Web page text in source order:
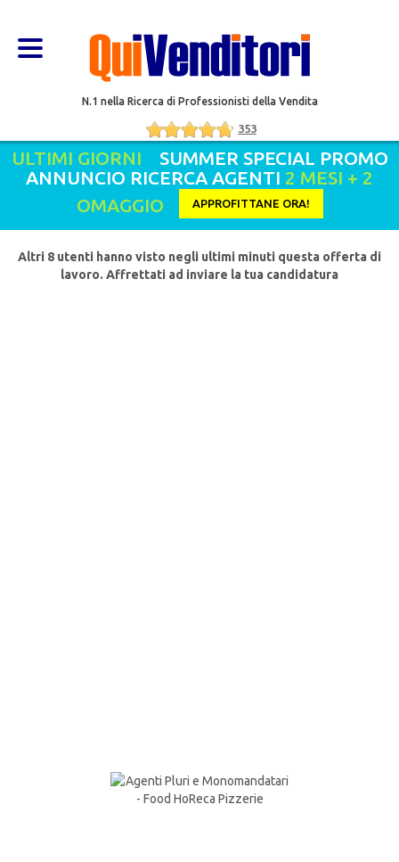
N.1 nella Ricerca di Professionisti della Vendita
353
ULTIMI GIORNI SUMMER SPECIAL PROMO
ANNUNCIO RICERCA AGENTI 2 MESI + 2
OMAGGIO
APPROFITTANE ORA!
Altri 8 utenti hanno visto negli ultimi minuti questa offerta di
lavoro. Affrettati ad inviare la tua candidatura